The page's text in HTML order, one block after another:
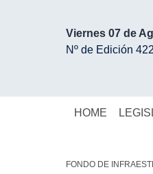
Viernes 07 de
Nº de Edición
HOME
FONDO DE